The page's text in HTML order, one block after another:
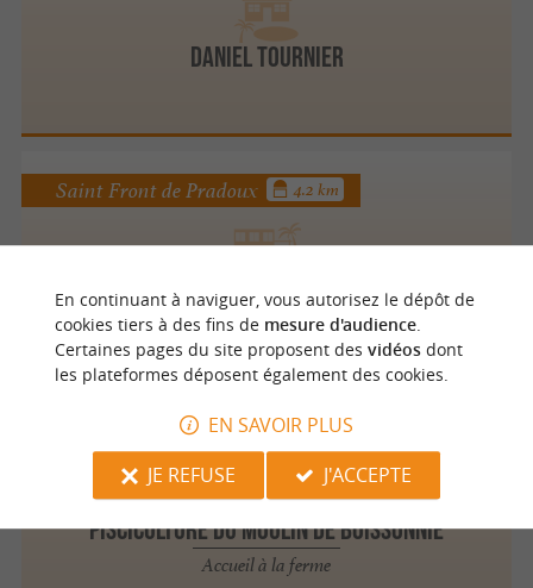
Daniel Tournier
Château La Thuilière
Locations de Prestige / Locations de Charme
Saint Front de Pradoux 4.2 km
PISCICULTURE DU MOULIN DE BOISSONNIE
Accueil à la ferme
4.5 km
En continuant à naviguer, vous autorisez le dépôt de
cookies tiers à des fins de mesure d'audience.
Certaines pages du site proposent des vidéosdont
les plateformes déposent également des cookies.
EN SAVOIR PLUS
JE REFUSE
J'ACCEPTE